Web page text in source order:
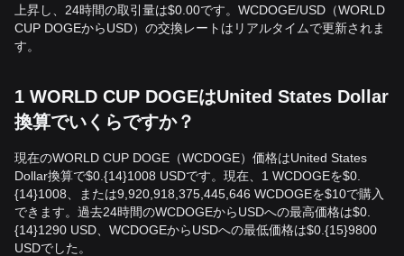
上昇し、24時間の取引量は$0.00です。WCDOGE/USD（WORLD
CUP DOGEからUSD）の交換レートはリアルタイムで更新されま
す。
1 WORLD CUP DOGEはUnited States Dollar
換算でいくらですか？
現在のWORLD CUP DOGE（WCDOGE）価格はUnited States
Dollar換算で$0.{14}1008 USDです。現在、1 WCDOGEを$0.
{14}1008、または9,920,918,375,445,646 WCDOGEを$10で購入
できます。過去24時間のWCDOGEからUSDへの最高価格は$0.
{14}1290 USD、WCDOGEからUSDへの最低価格は$0.{15}9800
USDでした。